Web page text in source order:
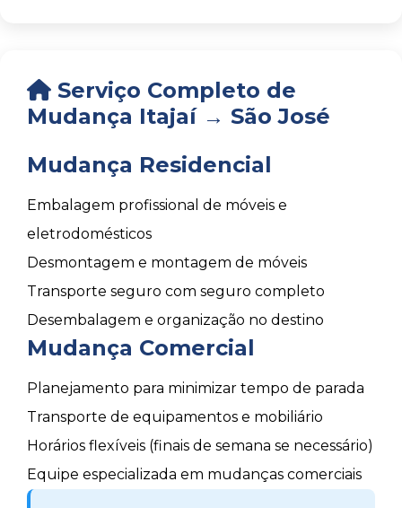
Serviço Completo de
Mudança Itajaí → São José
Mudança Residencial
Embalagem profissional de móveis e
eletrodomésticos
Desmontagem e montagem de móveis
Transporte seguro com seguro completo
Desembalagem e organização no destino
Mudança Comercial
Planejamento para minimizar tempo de parada
Transporte de equipamentos e mobiliário
Horários flexíveis (finais de semana se necessário)
Equipe especializada em mudanças comerciais